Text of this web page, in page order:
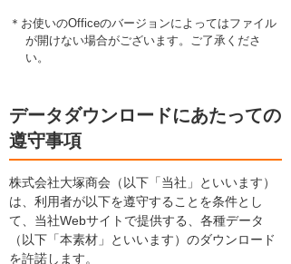
＊お使いのOfficeのバージョンによってはファイル
が開けない場合がございます。ご了承くださ
い。
データダウンロードにあたっての
遵守事項
株式会社大塚商会（以下「当社」といいます）
は、利用者が以下を遵守することを条件とし
て、当社Webサイトで提供する、各種データ
（以下「本素材」といいます）のダウンロード
を許諾します。